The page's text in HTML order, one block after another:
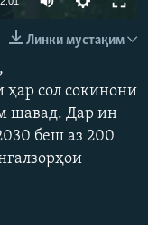
480p
720p
1080p
Линки мустақим
ҳар сол сокинони
шавад. Дар ин
беш аз 200